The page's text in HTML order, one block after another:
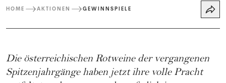
HOME AKTIONEN GEWINNSPIELE
Die österreichischen Rotweine der vergangenen
Spitzenjahrgänge haben jetzt ihre volle Pracht